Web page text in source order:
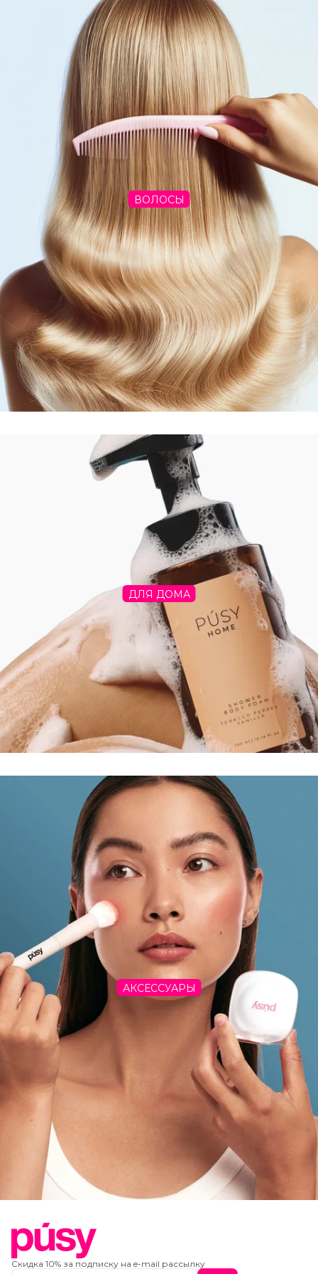
ВОЛОСЫ
ДЛЯ ДОМА
АКСЕССУАРЫ
Скидка 10% за подписку на e-mail рассылку